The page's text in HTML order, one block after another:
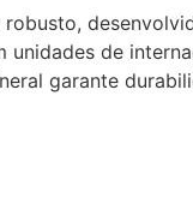
robusto,
unidades de
garante